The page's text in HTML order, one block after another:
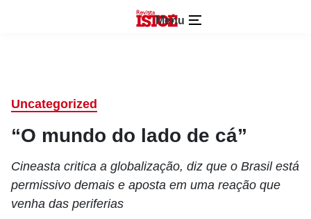
Menu
Uncategorized
“O mundo do lado de cá”
Cineasta critica a globalização, diz que o Brasil está
permissivo demais e aposta em uma reação que
venha das periferias